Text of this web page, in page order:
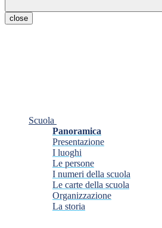
close
Scuola
Panoramica
Presentazione
I luoghi
Le persone
I numeri della scuola
Le carte della scuola
Organizzazione
La storia